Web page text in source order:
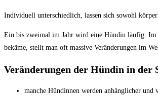
Individuell unterschiedlich, lassen sich sowohl
Ein bis zweimal im Jahr wird eine Hündin läufig. Im
bekäme, stellt man oft massive Veränderungen im
Veränderungen der Hündin in der
manche Hündinnen werden anhänglicher und